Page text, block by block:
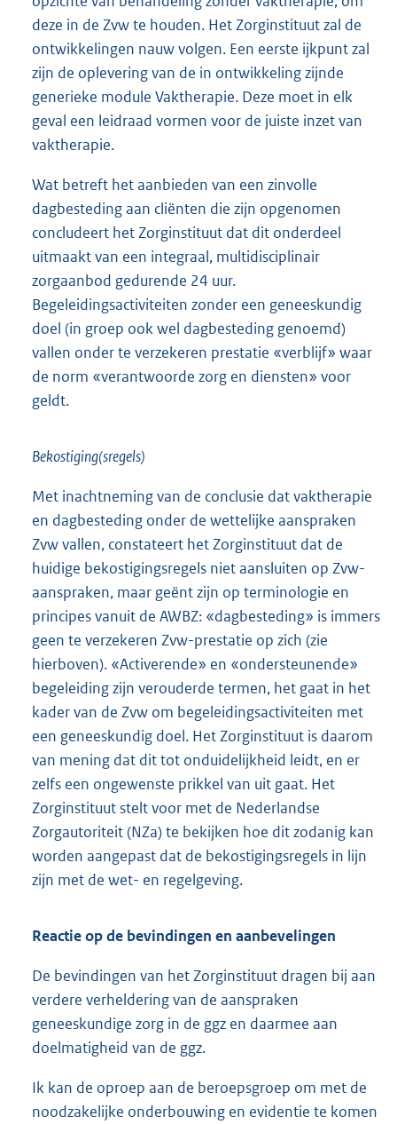
deze in de Zvw te houden. Het Zorginstituut zal de
ontwikkelingen nauw volgen. Een eerste ijkpunt zal
zijn de oplevering van de in ontwikkeling zijnde
generieke module Vaktherapie. Deze moet in elk
geval een leidraad vormen voor de juiste inzet van
vaktherapie.
Wat betreft het aanbieden van een zinvolle
dagbesteding aan cliënten die zijn opgenomen
concludeert het Zorginstituut dat dit onderdeel
uitmaakt van een integraal, multidisciplinair
zorgaanbod gedurende 24 uur.
Begeleidingsactiviteiten zonder een geneeskundig
doel (in groep ook wel dagbesteding genoemd)
vallen onder te verzekeren prestatie «verblijf» waar
de norm «verantwoorde zorg en diensten» voor
geldt.
Bekostiging(sregels)
Met inachtneming van de conclusie dat vaktherapie
en dagbesteding onder de wettelijke aanspraken
Zvw vallen, constateert het Zorginstituut dat de
huidige bekostigingsregels niet aansluiten op Zvw-
aanspraken, maar geënt zijn op terminologie en
principes vanuit de AWBZ: «dagbesteding» is immers
geen te verzekeren Zvw-prestatie op zich (zie
hierboven). «Activerende» en «ondersteunende»
begeleiding zijn verouderde termen, het gaat in het
kader van de Zvw om begeleidingsactiviteiten met
een geneeskundig doel. Het Zorginstituut is daarom
van mening dat dit tot onduidelijkheid leidt, en er
zelfs een ongewenste prikkel van uit gaat. Het
Zorginstituut stelt voor met de Nederlandse
Zorgautoriteit (NZa) te bekijken hoe dit zodanig kan
worden aangepast dat de bekostigingsregels in lijn
zijn met de wet- en regelgeving.
Reactie op de bevindingen en aanbevelingen
De bevindingen van het Zorginstituut dragen bij aan
verdere verheldering van de aanspraken
geneeskundige zorg in de ggz en daarmee aan
doelmatigheid van de ggz.
Ik kan de oproep aan de beroepsgroep om met de
noodzakelijke onderbouwing en evidentie te komen